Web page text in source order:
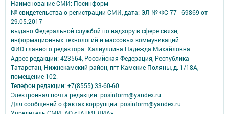
Наименование СМИ: Посинформ
№ свидетельства о регистрации СМИ, дата: ЭЛ № ФС 77 - 69869 от
29.05.2017
выдано Федеральной службой по надзору в сфере связи,
информационных технологий и массовых коммуникаций
ФИО главного редактора: Халиуллина Надежда Михайловна
Адрес редакции: 423564, Российская Федерация, Республика
Татарстан, Нижнекамский район, пгт Камские Поляны, д. 1/18А,
помещение 102.
Телефон редакции: +7(8555) 33-60-60
Электронная почта редакции: posinform@yandex.ru
Для сообщений о фактах коррупции: posinform@yandex.ru